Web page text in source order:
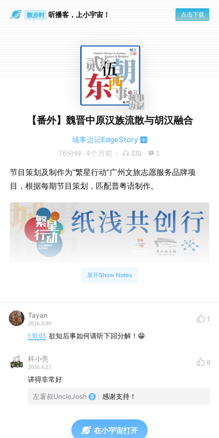
散步时 听播客，上小宇宙！ 点击下载
【番外】魏晋中原汉族流散与胡汉融合
城事边记EdgeStory
76分钟 · 4个月前 336 · 3
节目策划及制作为“繁星行动”广州文旅志愿服务品牌项
目，根据每期节目策划，匹配普粤语制作。
展开Show Notes
Tayan
2026.4.09
1
1:10:03 欲知后事如何请听下回分解！😁
科小亮
2026.4.15
0
讲得非常好
左薯叔UncleJosh : 感谢支持！
在小宇宙打开